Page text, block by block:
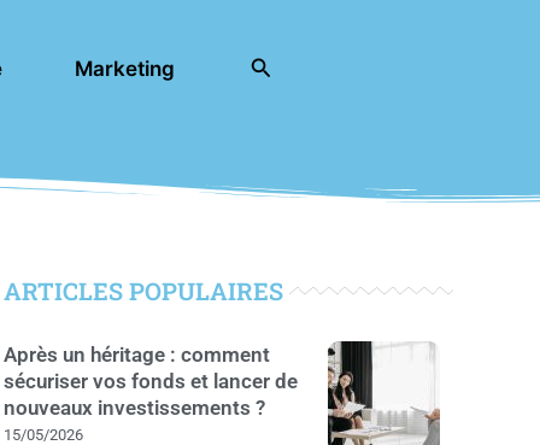
Marketing Rechercher
ARTICLES POPULAIRES
Après un héritage : comment
sécuriser vos fonds et lancer de
nouveaux investissements ?
15/05/2026